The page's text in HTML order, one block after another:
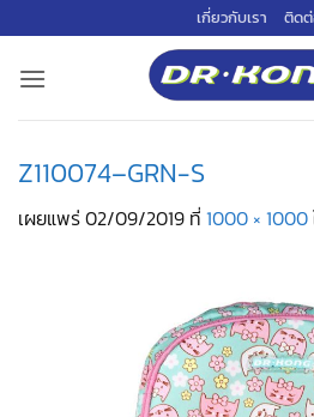
ไป
เกี่ยวกับเรา ติดต่
Z110074–GRN-S
เผยแพร่02/09/2019 ที่ 1000 × 1000